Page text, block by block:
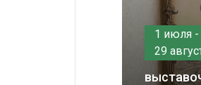
1 июля -
29